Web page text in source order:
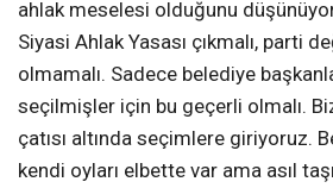
ahlak meselesi olduğunu
Siyasi Ahlak Yasası çıkmalı, parti
olmamalı. Sadece belediye
seçilmişler için bu geçerli olmalı.
çatısı altında seçimlere giriyoruz.
kendi oyları elbette var ama asıl